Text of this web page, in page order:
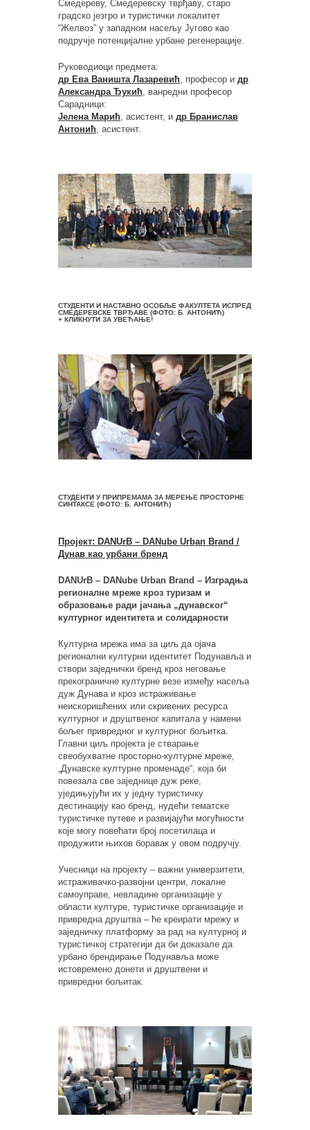
Смедереву, Смедеревску тврђаву, старо
градско језгро и туристички локалитет
“Желвоз” у западном насељу Југово као
подручје потенцијалне урбане регенерације.
Руководиоци предмета:
др Ева Ваништа Лазаревић, професор и др
Александра Ђукић, ванредни професор
Сарадници:
Јелена Марић, асистент, и др Бранислав
Антонић, асистент.
СТУДЕНТИ И НАСТАВНО ОСОБЉЕ ФАКУЛТЕТА ИСПРЕД
СМЕДЕРЕВСКЕ ТВРЂАВЕ (ФОТО: Б. АНТОНИЋ)
+ КЛИКНУТИ ЗА УВЕЋАЊЕ!
СТУДЕНТИ У ПРИПРЕМАМА ЗА МЕРЕЊЕ ПРОСТОРНЕ
СИНТАКСЕ (ФОТО: Б. АНТОНИЋ)
Пројект: DANUrB – DANube Urban Brand /
Дунав као урбани бренд
DANUrB – DANube Urban Brand – Изградња
регионалне мреже кроз туризам и
образовање ради јачања „дунавског“
културног идентитета и солидарности
Културна мрежа има за циљ да ојача
регионални културни идентитет Подунавља и
створи заједнички бренд кроз неговање
прекограничне културне везе између насеља
дуж Дунава и кроз истраживање
неискоришћених или скривених ресурса
културног и друштвеног капитала у намени
бољег привредног и културног бољитка.
Главни циљ пројекта је стварање
свеобухватне просторно-културне мреже,
„Дунавске културне променаде“, која би
повезала све заједнице дуж реке,
уједињујући их у једну туристичку
дестинацију као бренд, нудећи тематске
туристичке путеве и развијајући могућности
које могу повећати број посетилаца и
продужити њихов боравак у овом подручју.
Учесници на пројекту – важни универзитети,
истраживачко-развојни центри, локалне
самоуправе, невладине организације у
области културе, туристичке организације и
привредна друштва – ће креирати мрежу и
заједничку платформу за рад на културној и
туристичкој стратегији да би доказале да
урбано брендирање Подунавља може
истовремено донети и друштвени и
привредни бољитак.